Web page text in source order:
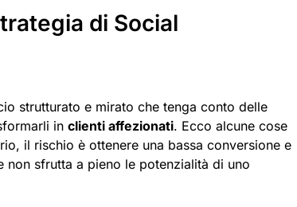
di Social
strutturato e mirato che tenga conto delle
in clienti affezionati. Ecco alcune cose
il rischio è ottenere una bassa conversione e
non sfrutta a pieno le potenzialità di uno